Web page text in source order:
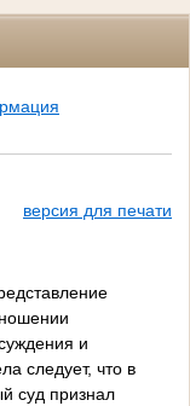
версия для печати
и
следует, что в
суд признал